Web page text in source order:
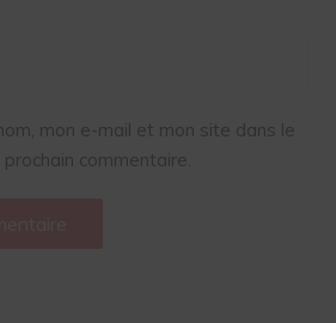
mon e-mail et mon site dans le
commentaire.